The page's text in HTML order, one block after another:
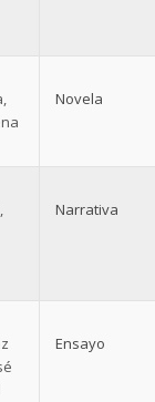
Novela
Narrativa
Ensayo